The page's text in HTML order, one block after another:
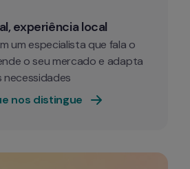
experiência local
um especialista que fala o
o seu mercado e adapta
necessidades
nos distingue